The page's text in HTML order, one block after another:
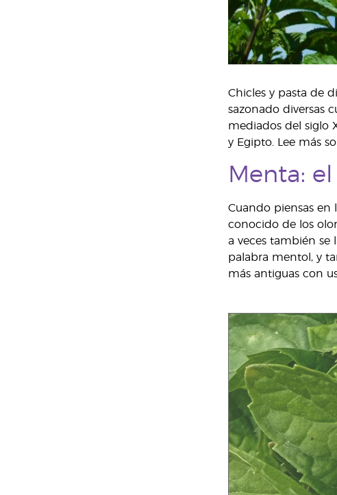
Chicles y pasta de
sazonado diversas
mediados del siglo
y Egipto. Lee más
Menta:
Cuando piensas en
conocido de los
a veces también se
palabra mentol, y
más antiguas con